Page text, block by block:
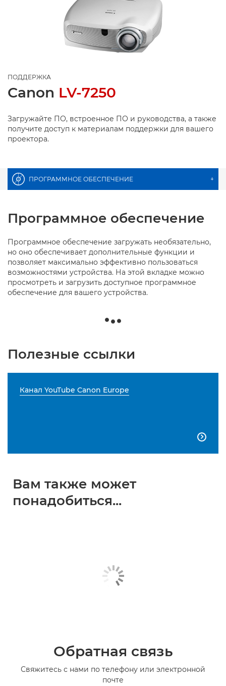
ПОДДЕРЖКА
Canon LV-7250
Загружайте ПО, встроенное ПО и руководства, а также
получите доступ к материалам поддержки для вашего
проектора.
ПРОГРАММНОЕ ОБЕСПЕЧЕНИЕ +
Программное обеспечение
Программное обеспечение загружать необязательно,
но оно обеспечивает дополнительные функции и
позволяет максимально эффективно пользоваться
возможностями устройства. На этой вкладке можно
просмотреть и загрузить доступное программное
обеспечение для вашего устройства.
Полезные ссылки
Канал YouTube Canon Europe

Вам также может
понадобиться...
Обратная связь
Свяжитесь с нами по телефону или электронной
почте